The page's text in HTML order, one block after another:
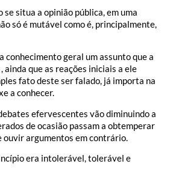
situa a opinião pública, em uma
só é mutável como é, principalmente,
conhecimento geral um assunto que a
que as reações iniciais a ele
fato deste ser falado, já importa na
a conhecer.
efervescentes vão diminuindo a
de ocasião passam a obtemperar
ouvir argumentos em contrário.
era intolerável, tolerável e